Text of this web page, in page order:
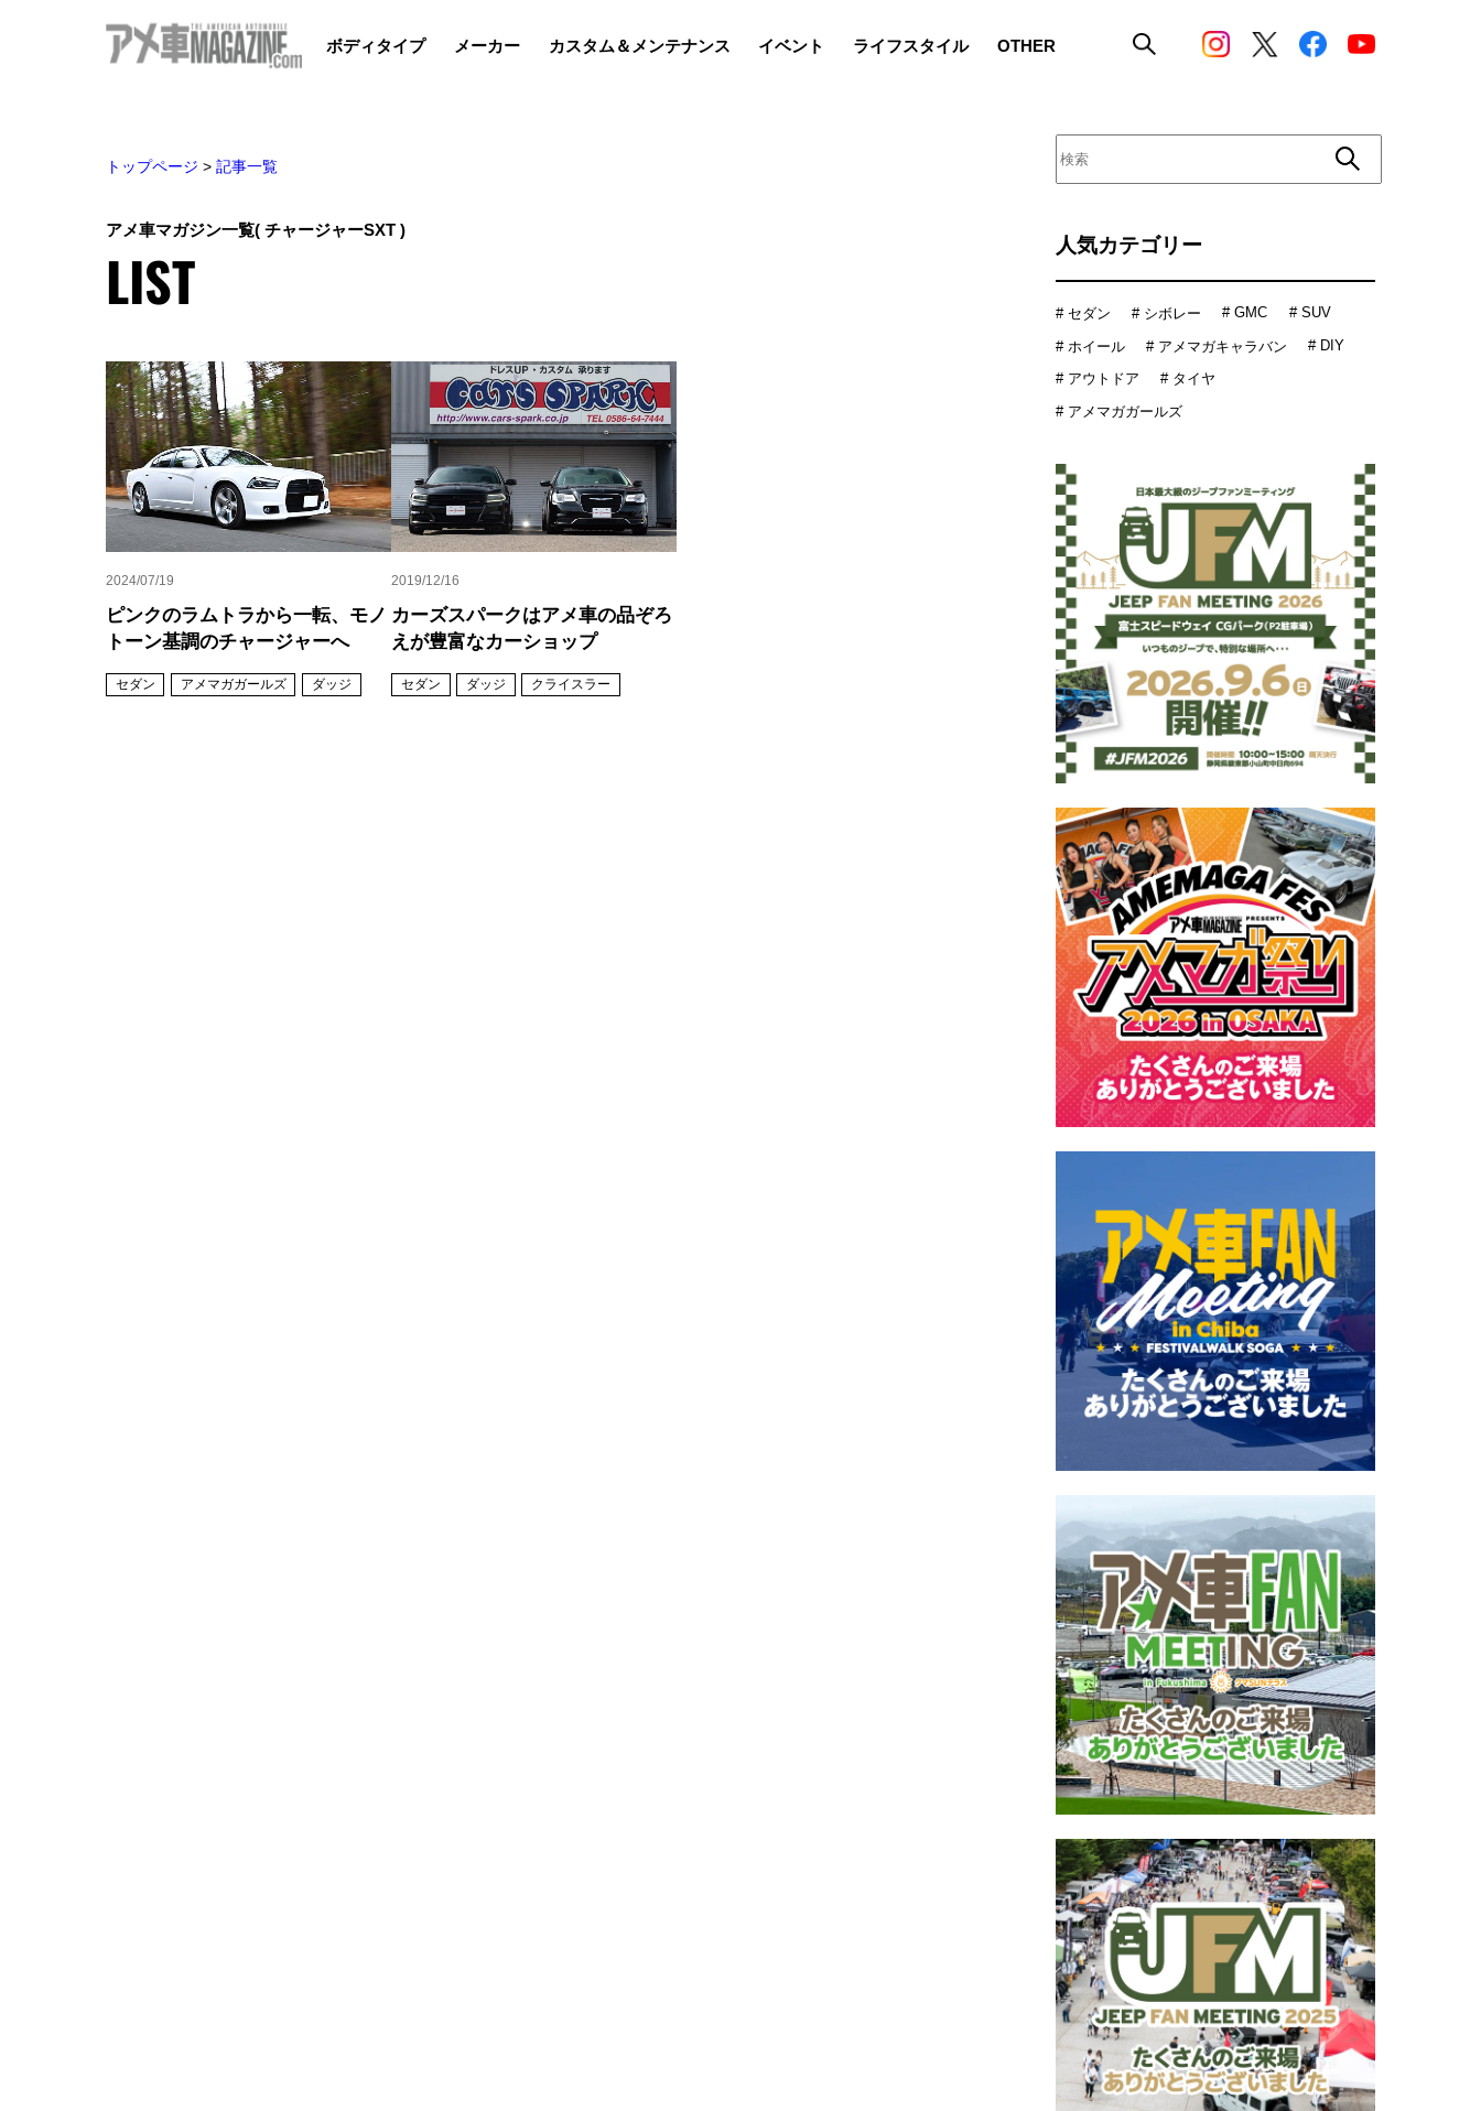
ボディタイプ メーカー カスタム＆メンテナンス イベント ライフスタイル OTHER
トップページ > 記事一覧
アメ車マガジン一覧( チャージャーSXT )
LIST
2024/07/19
ピンクのラムトラから一転、モノ
トーン基調のチャージャーへ
セダン アメマガガールズ ダッジ
2019/12/16
カーズスパークはアメ車の品ぞろ
えが豊富なカーショップ
セダン ダッジ クライスラー
人気カテゴリー
# セダン # シボレー # GMC # SUV
# ホイール # アメマガキャラバン # DIY
# アウトドア
# タイヤ
# アメマガガールズ